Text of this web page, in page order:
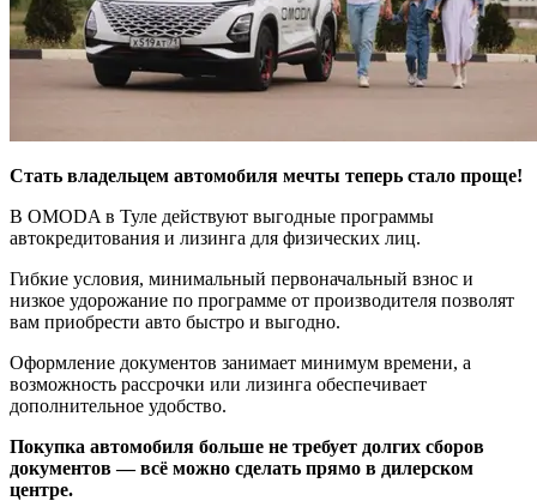
Стать владельцем автомобиля мечты теперь стало проще!
В OMODA в Туле действуют выгодные программы
автокредитования и лизинга для физических лиц.
Гибкие условия, минимальный первоначальный взнос и
низкое удорожание по программе от производителя позволят
вам приобрести авто быстро и выгодно.
Оформление документов занимает минимум времени, а
возможность рассрочки или лизинга обеспечивает
дополнительное удобство.
Покупка автомобиля больше не требует долгих сборов
документов — всё можно сделать прямо в дилерском
центре.